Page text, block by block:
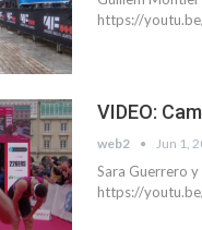
https://
VIDEO:
web2 Jun 1,
Sara Guerrero
https://